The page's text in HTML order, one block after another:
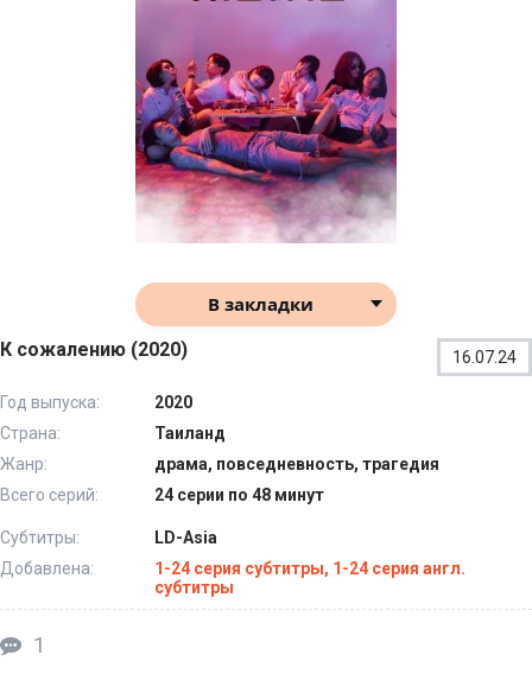
В закладки
К сожалению (2020) 16.07.24
Год выпуска:
2020
Страна:
Таиланд
Жанр:
драма, повседневность, трагедия
Всего серий:
24 серии по 48 минут
Субтитры:
LD-Asia
Добавлена:
1-24 серия субтитры, 1-24 серия англ.
субтитры
1